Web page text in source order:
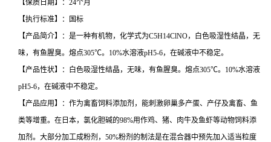
【保质日期】：24个月
【执行标准】：国标
【产品简介】：是一种有机物，化学式为C5H14ClNO，白色吸湿性结晶，无
味，有鱼腥臭。熔点305℃。10%水溶液pH5-6，在碱液中不稳定。
【产品性状】：白色吸湿性结晶，无味，有鱼腥臭。熔点305℃。10%水溶液
pH5-6，在碱液中不稳定。
【产品应用】：作为禽畜饲料添加剂，能刺激卵巢多产蛋、产仔及禽畜、鱼
类等增重。在日本，氯化胆碱的98%用作鸡、猪、肉牛及鱼虾等动物饲料添
加剂。大部分加工成粉剂，50%粉剂的制法是在混合器中预先加入适当粒度